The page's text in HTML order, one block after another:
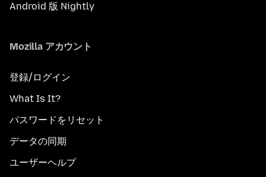
Android 版 Nightly
Mozilla アカウント
登録/ログイン
What Is It?
パスワードをリセット
データの同期
ユーザーヘルプ